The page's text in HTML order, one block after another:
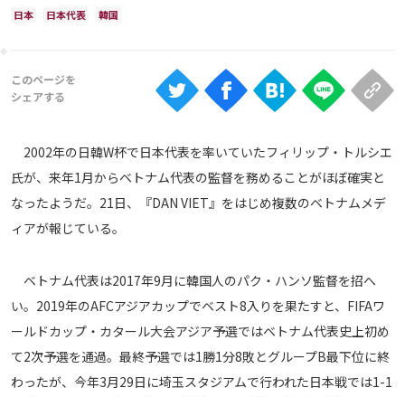
About
ABEMAの視聴について
iOS Apps
Web
TV
日本 日本代表 韓国
2002年の日韓W杯で日本代表を率いていたフィリップ・トルシエ
氏が、来年1月からベトナム代表の監督を務めることがほぼ確実と
なったようだ。21日、『DAN VIET』をはじめ複数のベトナムメデ
ィアが報じている。
ベトナム代表は2017年9月に韓国人のパク・ハンソ監督を招へ
い。2019年のAFCアジアカップでベスト8入りを果たすと、FIFAワ
ールドカップ・カタール大会アジア予選ではベトナム代表史上初め
て2次予選を通過。最終予選では1勝1分8敗とグループB最下位に終
わったが、今年3月29日に埼玉スタジアムで行われた日本戦では1-1